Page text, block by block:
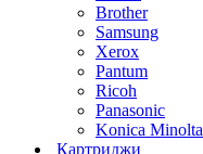
Brother
Samsung
Xerox
Pantum
Ricoh
Panasonic
Konica Minolta
Картриджи